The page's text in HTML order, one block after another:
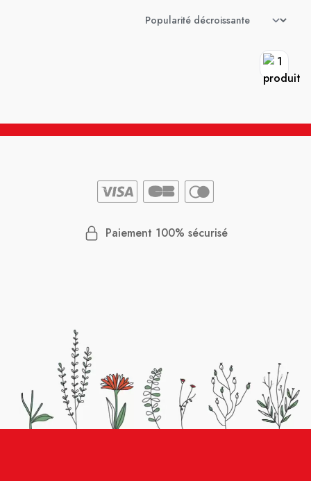
Paiement 100% sécurisé